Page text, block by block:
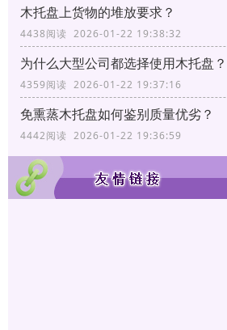
木托盘上货物的堆放要求？
4438阅读 2026-01-22 19:38:32
为什么大型公司都选择使用木托盘？
4359阅读 2026-01-22 19:37:16
免熏蒸木托盘如何鉴别质量优劣？
4442阅读 2026-01-22 19:36:59